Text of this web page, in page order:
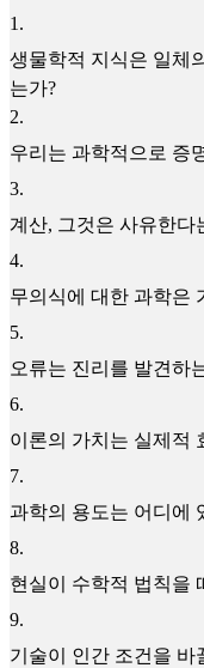
1 .
생물학적 지식은 일체
는가?
2.
우리는 과학적으로 증
3.
계산, 그것은 사유한다
4.
무의식에 대한 과학은
5.
오류는 진리를 발견하
6.
이론의 가치는 실제적
7.
과학의 용도는 어디에
8.
현실이 수학적 법칙을
9.
기술이 인간 조건을 바